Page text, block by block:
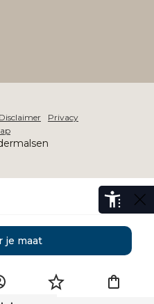
je maat
Disclaimer
Privacy